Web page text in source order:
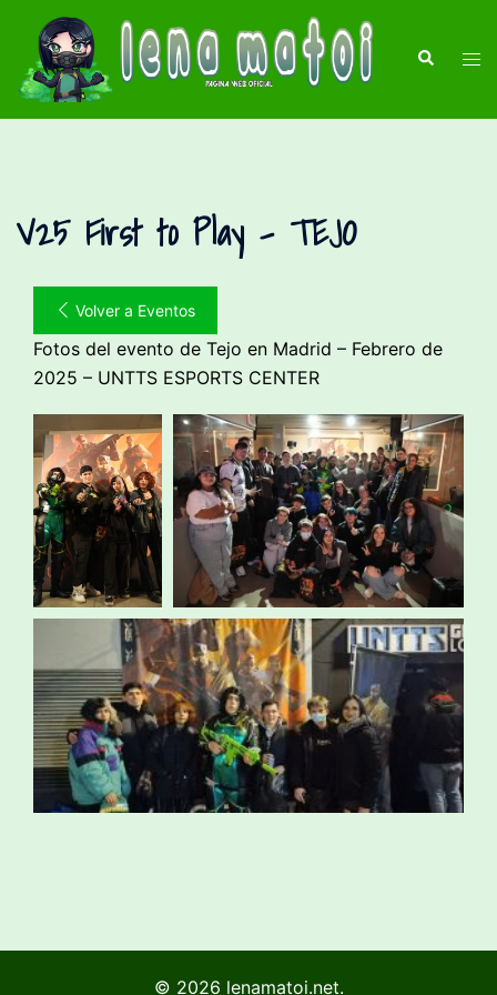
contenido
Buscar
V25 First to Play – TEJO
Volver a Eventos
Fotos del evento de Tejo en Madrid – Febrero de
2025 – UNTTS ESPORTS CENTER
© 2026 lenamatoi.net.